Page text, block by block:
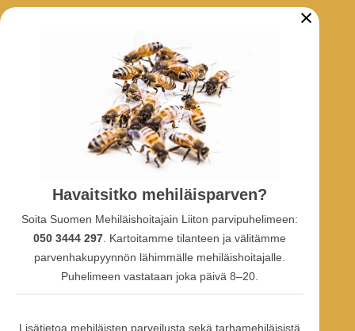
Facebook-ryhmä
Facebook-sivu
Facebook-profiili
Youtube
Havaitsitko mehiläisparven?
Soita Suomen Mehiläishoitajain Liiton parvipuhelimeen:
050 3444 297 . Kartoitamme tilanteen ja välitämme
parvenhakupyynnön lähimmälle mehiläishoitajalle.
Puhelimeen vastataan joka päivä 8–20.
Lisätietoa mehiläisten parveilusta sekä tarhamehiläisistä
×